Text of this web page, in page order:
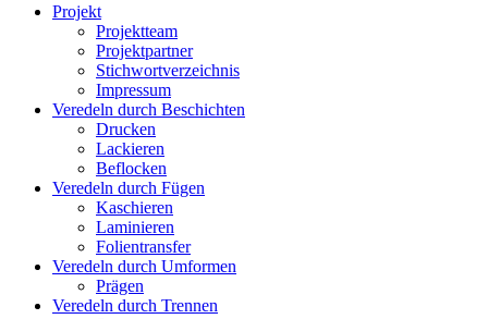
Projekt
Projektteam
Projektpartner
Stichwortverzeichnis
Impressum
Veredeln durch Beschichten
Drucken
Lackieren
Beflocken
Veredeln durch Fügen
Kaschieren
Laminieren
Folientransfer
Veredeln durch Umformen
Prägen
Veredeln durch Trennen